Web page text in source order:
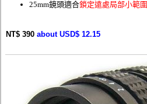
25mm鏡頭適合鎖定遠處局部小範圍
NT$ 390 about USD$ 12.15